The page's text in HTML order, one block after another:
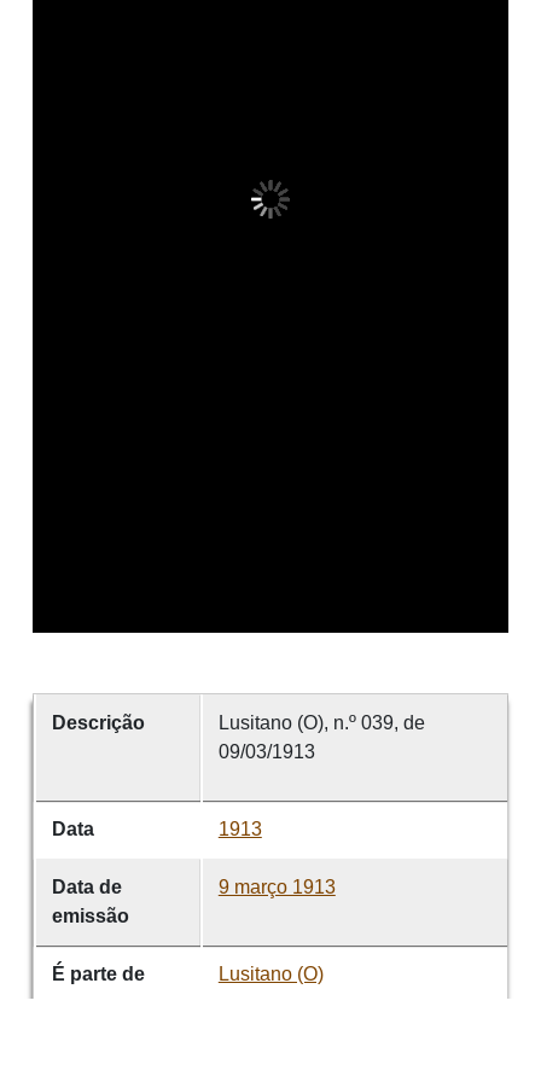
Descrição
Lusitano (O), n.º 039, de
09/03/1913
Data 1913
Data de
emissão
9 março 1913
É parte de Lusitano (O)